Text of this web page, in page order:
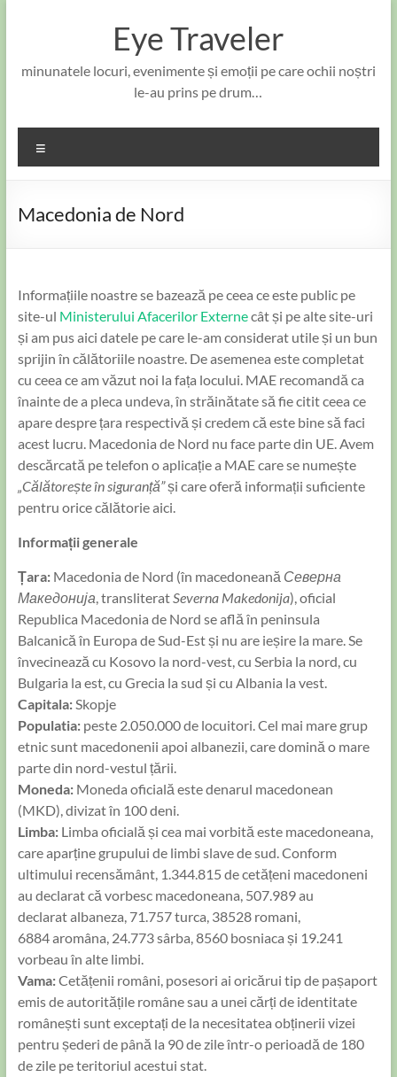
Eye Traveler
minunatele locuri, evenimente și emoții pe care ochii noștri
le-au prins pe drum…
Macedonia de Nord
Informațiile noastre se bazează pe ceea ce este public pe
site-ul Ministerului Afacerilor Externecât și pe alte site-uri
și am pus aici datele pe care le-am considerat utile și un bun
sprijin în călătoriile noastre. De asemenea este completat
cu ceea ce am văzut noi la fața locului. MAE recomandă ca
înainte de a pleca undeva, în străinătate să fie citit ceea ce
apare despre țara respectivă și credem că este bine să faci
acest lucru. Macedonia de Nord nu face parte din UE. Avem
descărcată pe telefon o aplicație a MAE care se numește
„Călătorește în siguranță”și care oferă informații suficiente
pentru orice călătorie aici.
Informații generale
Țara:Macedonia de Nord (în macedoneană Северна
Македонија, transliteratSeverna Makedonija), oficial
Republica Macedonia de Nord se află în peninsula
Balcanică în Europa de Sud-Est și nu are ieșire la mare. Se
învecinează cu Kosovo la nord-vest, cu Serbia la nord, cu
Bulgaria la est, cu Grecia la sud și cu Albania la vest.
Capitala:Skopje
Populatia:peste 2.050.000 de locuitori.Cel mai mare grup
etnic sunt macedonenii apoi albanezii, care domină o mare
parte din nord-vestul țării.
Moneda: Moneda oficială este denarul macedonean
(MKD), divizat în 100 deni.
Limba: Limba oficială și cea mai vorbită este macedoneana,
care aparține grupului de limbi slave de sud. Conform
ultimului recensământ, 1.344.815 de cetățeni macedoneni
au declarat că vorbesc macedoneana, 507.989 au
declarat albaneza, 71.757 turca, 38528 romani,
6884 aromâna, 24.773 sârba, 8560 bosniaca și 19.241
vorbeau în alte limbi.
Vama:Cetățenii români, posesori ai oricărui tip de pașaport
emis de autoritățile române sau a unei cărți de identitate
românești sunt exceptați de la necesitatea obținerii vizei
pentru șederi de până la 90 de zile într-o perioadă de 180
de zile pe teritoriul acestui stat.